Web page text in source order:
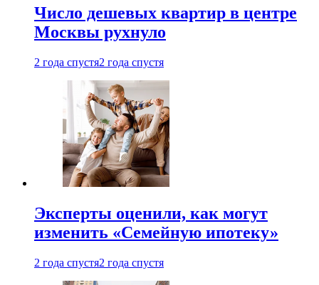
Число дешевых квартир в центре
Москвы рухнуло
2 года спустя2 года спустя
Эксперты оценили, как могут
изменить «Семейную ипотеку»
2 года спустя2 года спустя